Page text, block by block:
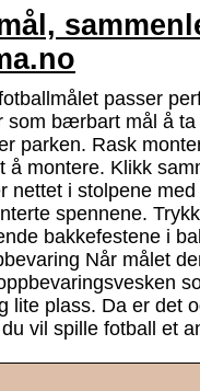
passer
som bærbart mål å ta
parken. Rask
å montere. Klikk
nettet i stolpene med
spennene.
bakkefestene i
Når målet
lite plass. Da er det
vil spille fotball et